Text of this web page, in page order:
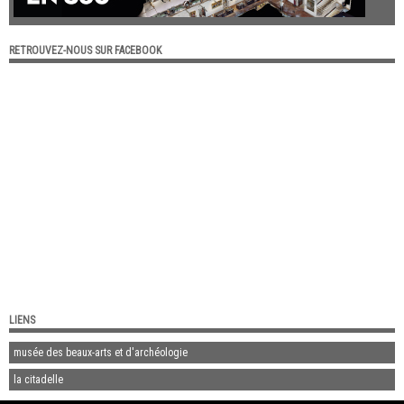
RETROUVEZ-NOUS SUR FACEBOOK
LIENS
musée des beaux-arts et d'archéologie
la citadelle